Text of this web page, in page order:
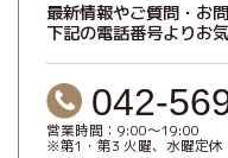
最新情報やご質問・お
下記の電話番号よりお
042-
営業時間：9:00～19:00
※第1・第3 火曜、水曜定休